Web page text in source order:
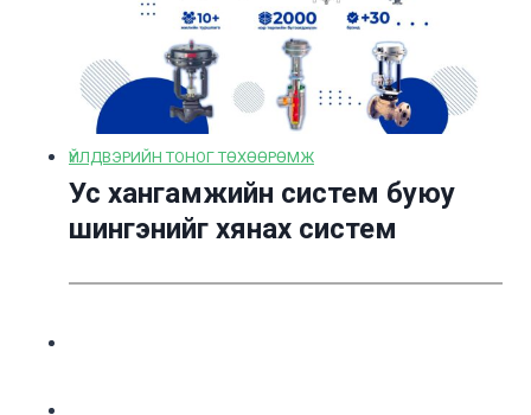
ҮЙЛДВЭРИЙН ТОНОГ ТӨХӨӨРӨМЖ
Ус хангамжийн систем буюу
шингэнийг хянах систем